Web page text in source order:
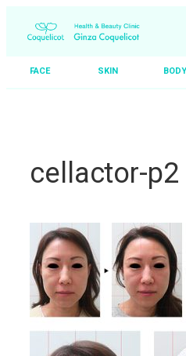
FACE SKIN BODY
cellactor-p2